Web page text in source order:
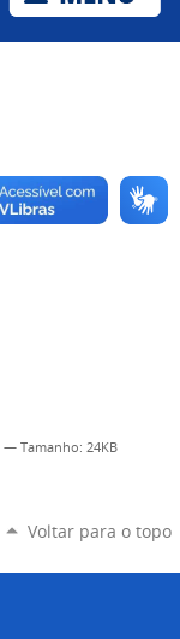
— Tamanho: 24KB
Voltar para o topo